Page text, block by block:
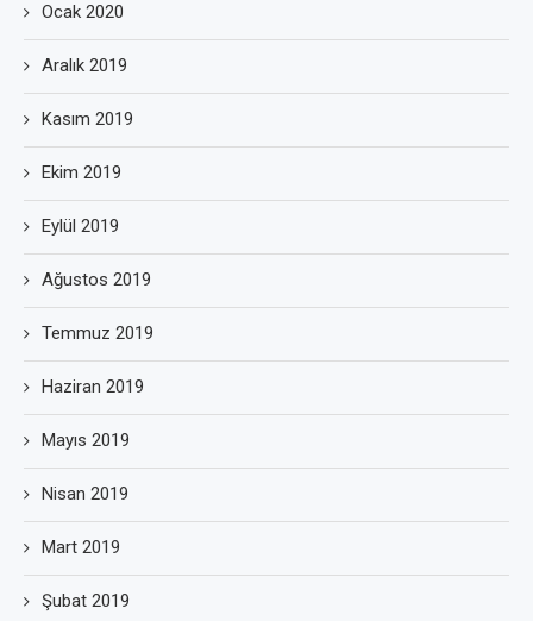
Ocak 2020
Aralık 2019
Kasım 2019
Ekim 2019
Eylül 2019
Ağustos 2019
Temmuz 2019
Haziran 2019
Mayıs 2019
Nisan 2019
Mart 2019
Şubat 2019